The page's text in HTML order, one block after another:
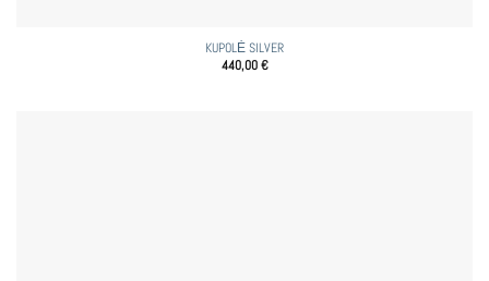
KUPOLĖ SILVER
440,00€